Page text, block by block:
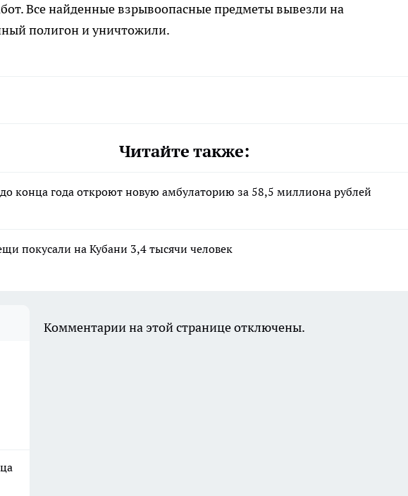
Все найденные взрывоопасные предметы вывезли на
полигон и уничтожили.
Читайте также:
конца года откроют новую амбулаторию за 58,5 миллиона рублей
покусали на Кубани 3,4 тысячи человек
Комментарии на этой странице отключены.